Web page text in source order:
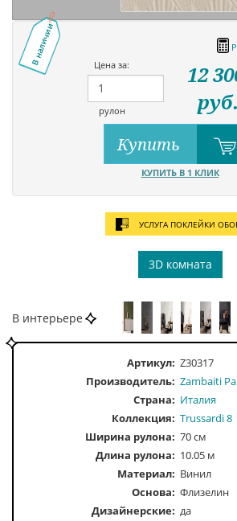
В наличии
Цена за:
рулон
12
руб.
Купить
КУПИТЬ В 1 КЛИК
УСЛУГА ПОКЛЕЙКИ
3D комната
В интерьере
Артикул: Z30317
Производитель: Zambaiti
Страна: Италия
Коллекция: Trussardi 8
Ширина рулона: 70 см
Длина рулона: 10.05 м
Материал: Винил
Основа: Флизелин
Дизайнерские: да